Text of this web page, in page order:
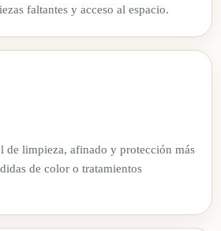
faltantes y acceso al espacio.
de limpieza, afinado y protección más
de color o tratamientos